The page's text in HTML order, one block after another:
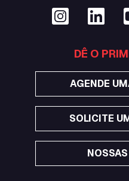
DÊ O
AGENDE
SOLICITE